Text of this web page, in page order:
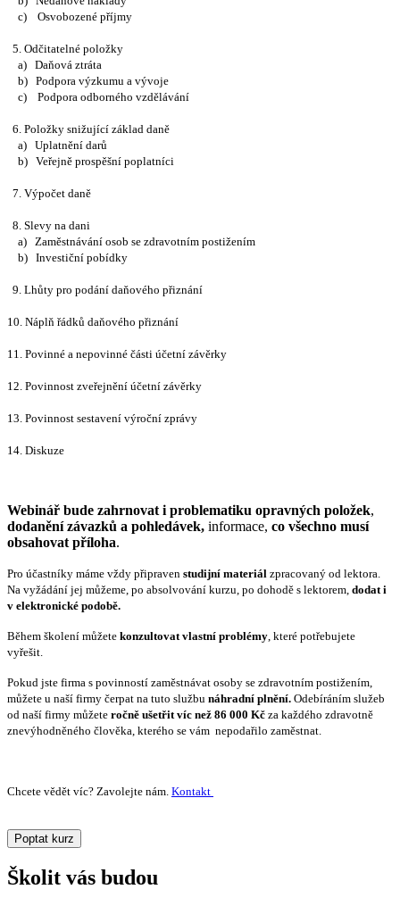
c) Osvobozené příjmy
5. Odčitatelné položky
a) Daňová ztráta
b) Podpora výzkumu a vývoje
c) Podpora odborného vzdělávání
6. Položky snižující základ daně
a) Uplatnění darů
b) Veřejně prospěšní poplatníci
7. Výpočet daně
8. Slevy na dani
a) Zaměstnávání osob se zdravotním postižením
b) Investiční pobídky
9. Lhůty pro podání daňového přiznání
10. Náplň řádků daňového přiznání
11. Povinné a nepovinné části účetní závěrky
12. Povinnost zveřejnění účetní závěrky
13. Povinnost sestavení výroční zprávy
14. Diskuze
Webinář bude zahrnovat i problematiku opravných položek,
dodanění závazků a pohledávek, informace, co všechno musí
obsahovat příloha.
Pro účastníky máme vždy připraven studijní materiál zpracovaný od lektora.
Na vyžádání jej můžeme, po absolvování kurzu, po dohodě s lektorem, dodat i
v elektronické podobě.
Během školení můžete konzultovat vlastní problémy, které potřebujete
vyřešit.
Pokud jste firma s povinností zaměstnávat osoby se zdravotním postižením,
můžete u naší firmy čerpat na tuto službu náhradní plnění. Odebíráním služeb
od naší firmy můžete ročně ušetřit víc než 86 000 Kč za každého zdravotně
znevýhodněného člověka, kterého se vám nepodařilo zaměstnat.
Chcete vědět víc? Zavolejte nám. Kontakt
Poptat kurz
Školit vás budou